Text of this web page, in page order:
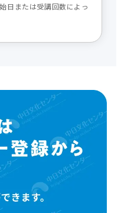
日または受講回数によっ